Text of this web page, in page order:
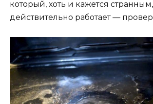
который, хоть и кажется
действительно работает —